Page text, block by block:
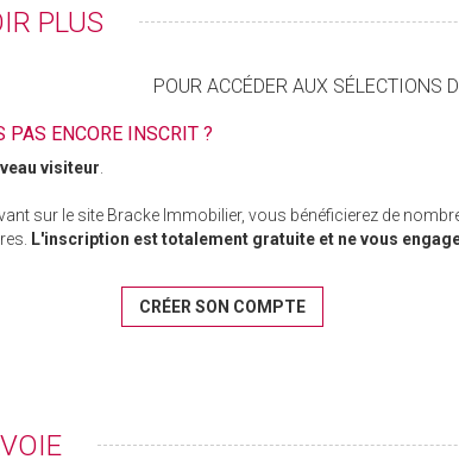
PLUS
POUR ACCÉDER AUX SÉLECTIONS
PAS ENCORE INSCRIT ?
visiteur.
sur le site Bracke Immobilier, vous bénéficierez de
L'inscription est totalement gratuite et ne vous
CRÉER SON COMPTE